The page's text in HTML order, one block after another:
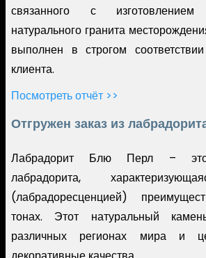
связанного с
натурального гранита
выполнен в строгом
клиента.
Посмотреть отчёт >>
Отгружен заказ из
Лабрадорит Блю Перл – это
лабрадорита,
(лабрадоресценцией)
тонах. Этот натуральный
различных регионах мира и